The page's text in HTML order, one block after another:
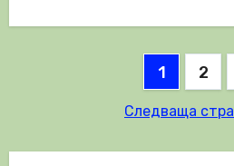
Разделяне
публикациите
1 2
Следваща